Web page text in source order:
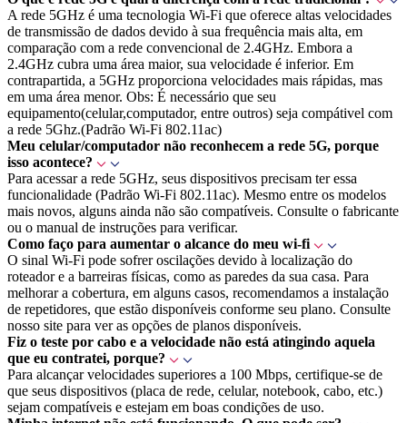
A rede 5GHz é uma tecnologia Wi-Fi que oferece altas velocidades
de transmissão de dados devido à sua frequência mais alta, em
comparação com a rede convencional de 2.4GHz. Embora a
2.4GHz cubra uma área maior, sua velocidade é inferior. Em
contrapartida, a 5GHz proporciona velocidades mais rápidas, mas
em uma área menor. Obs: É necessário que seu
equipamento(celular,computador, entre outros) seja compátivel com
a rede 5Ghz.(Padrão Wi-Fi 802.11ac)
Meu celular/computador não reconhecem a rede 5G, porque
isso acontece?
Para acessar a rede 5GHz, seus dispositivos precisam ter essa
funcionalidade (Padrão Wi-Fi 802.11ac). Mesmo entre os modelos
mais novos, alguns ainda não são compatíveis. Consulte o fabricante
ou o manual de instruções para verificar.
Como faço para aumentar o alcance do meu wi-fi
O sinal Wi-Fi pode sofrer oscilações devido à localização do
roteador e a barreiras físicas, como as paredes da sua casa. Para
melhorar a cobertura, em alguns casos, recomendamos a instalação
de repetidores, que estão disponíveis conforme seu plano. Consulte
nosso site para ver as opções de planos disponíveis.
Fiz o teste por cabo e a velocidade não está atingindo aquela
que eu contratei, porque?
Para alcançar velocidades superiores a 100 Mbps, certifique-se de
que seus dispositivos (placa de rede, celular, notebook, cabo, etc.)
sejam compatíveis e estejam em boas condições de uso.